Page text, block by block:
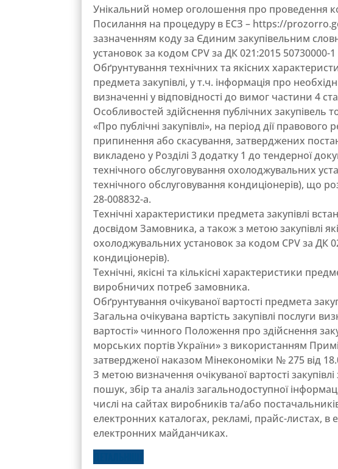
Унікальний номер оголошення про проведення
Посилання на процедуру в ЕСЗ – https://
зазначенням коду за Єдиним закупівельним
установок за кодом CPV за ДК 021:2015 50730000-
Обґрунтування технічних та якісних
предмета закупівлі, у т.ч. інформація про
визначенні у відповідності до вимог частини 4
Особливостей здійснення публічних закупівель
«Про публічні закупівлі», на період дії
припинення або скасування, затверджених
викладено у Розділі 3 додатку 1 до тендерної
технічного обслуговування охолоджувальних
технічного обслуговування кондиціонерів), що
28-008832-a.
Технічні характеристики предмета закупівлі
досвідом Замовника, а також з метою закупівлі
охолоджувальних установок за кодом CPV за ДК
кондиціонерів).
Технічні, якісні та кількісні характеристики
виробничих потреб замовника.
Обґрунтування очікуваної вартості предмета
Загальна очікувана вартість закупівлі послуги
вартості» чинного Положення про здійснення
морських портів України» з використанням
затвердженої наказом Мінекономіки № 275 від
З метою визначення очікуваної вартості
пошук, збір та аналіз загальнодоступної
числі на сайтах виробників та/або
електронних каталогах, рекламі, прайс-листах, в
електронних майданчиках.